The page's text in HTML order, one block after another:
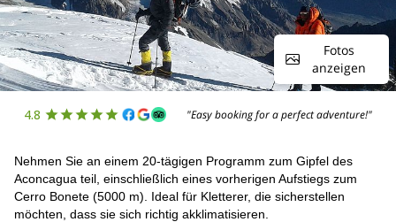
Fotos
anzeigen
4.8 "Easy booking for a perfect adventure!"
Nehmen Sie an einem 20-tägigen Programm zum Gipfel des
Aconcagua teil, einschließlich eines vorherigen Aufstiegs zum
Cerro Bonete (5000 m). Ideal für Kletterer, die sicherstellen
möchten, dass sie sich richtig akklimatisieren.